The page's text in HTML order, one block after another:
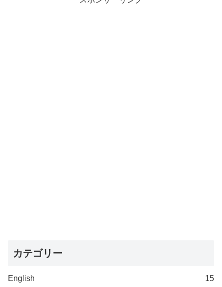
カテゴリー
English 15